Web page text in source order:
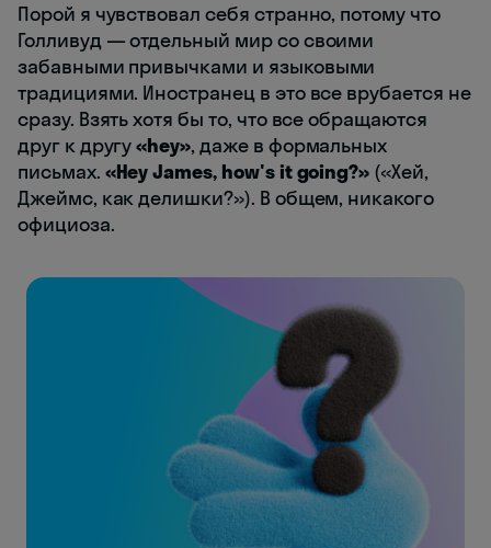
Порой я чувствовал себя странно, потому что
Голливуд — отдельный мир со своими
забавными привычками и языковыми
традициями. Иностранец в это все врубается не
сразу. Взять хотя бы то, что все обращаются
друг к другу«hey», даже в формальных
письмах. «Hey James, how's it going?» («Хей,
Джеймс, как делишки?»). В общем, никакого
официоза.